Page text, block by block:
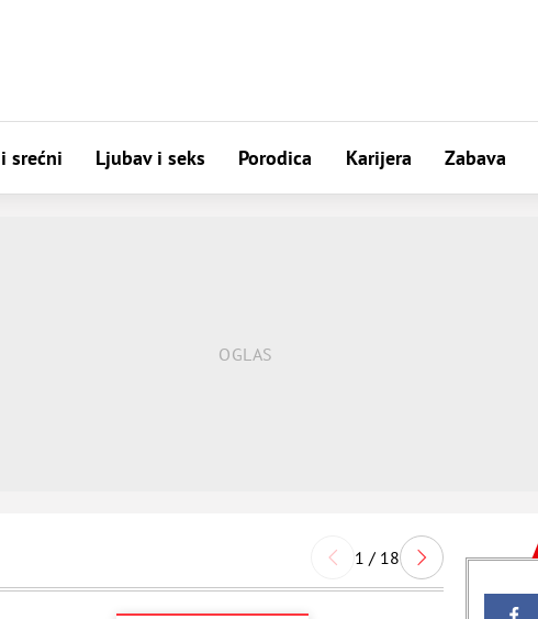
srećni Ljubav i seks Porodica Karijera Zabava
1 / 18